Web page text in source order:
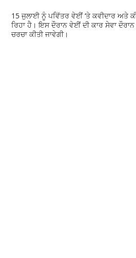
15 ਜੁਲਾਈ ਨੂੰ ਪਵਿੱਤਰ ਵੇਈਂ ‘ਤੇ ਕਵੀਦਾਰ ਅਤੇ
ਰਿਹਾ ਹੈ। ਇਸ ਦੌਰਾਨ ਵੇਈਂ ਦੀ ਕਾਰ ਸੇਵਾ
ਚਰਚਾ ਕੀਤੀ ਜਾਵੇਗੀ।